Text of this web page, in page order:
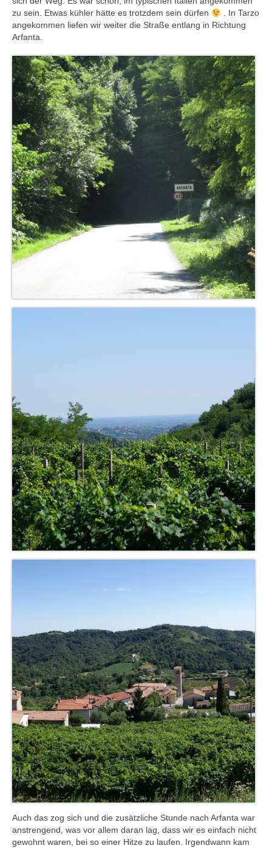
zu sein. Etwas kühler hätte es trotzdem sein dürfen
. In Tarzo
angekommen liefen wir weiter die Straße entlang in Richtung
Arfanta.
Auch das zog sich und die zusätzliche Stunde nach Arfanta war
anstrengend, was vor allem daran lag, dass wir es einfach nicht
gewohnt waren, bei so einer Hitze zu laufen. Irgendwann kam